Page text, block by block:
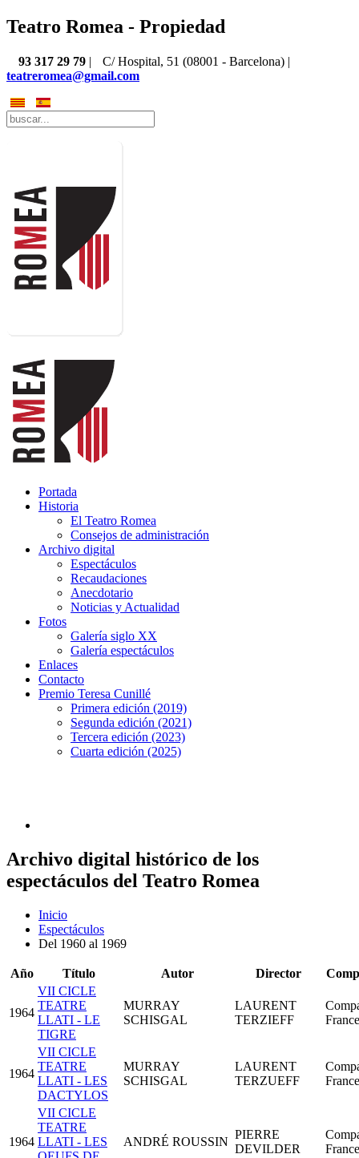
Teatro Romea - Propiedad
93 317 29 79 |
C/ Hospital, 51 (08001 - Barcelona) |
teatreromea@gmail.com
Portada
Historia
El Teatro Romea
Consejos de administración
Archivo digital
Espectáculos
Recaudaciones
Anecdotario
Noticias y Actualidad
Fotos
Galería siglo XX
Galería espectáculos
Enlaces
Contacto
Premio Teresa Cunillé
Primera edición (2019)
Segunda edición (2021)
Tercera edición (2023)
Cuarta edición (2025)
Archivo digital histórico de los
espectáculos del Teatro Romea
Inicio
Espectáculos
Del 1960 al 1969
Año Título Autor Director
1964
VII CICLE
TEATRE
LLATI - LE
TIGRE
MURRAY
SCHISGAL
LAURENT
TERZIEFF
1964
VII CICLE
TEATRE
LLATI - LES
DACTYLOS
MURRAY
SCHISGAL
LAURENT
TERZUEFF
1964
VII CICLE
TEATRE
LLATI - LES
ANDRÉ ROUSSIN
PIERRE
DEVILDER